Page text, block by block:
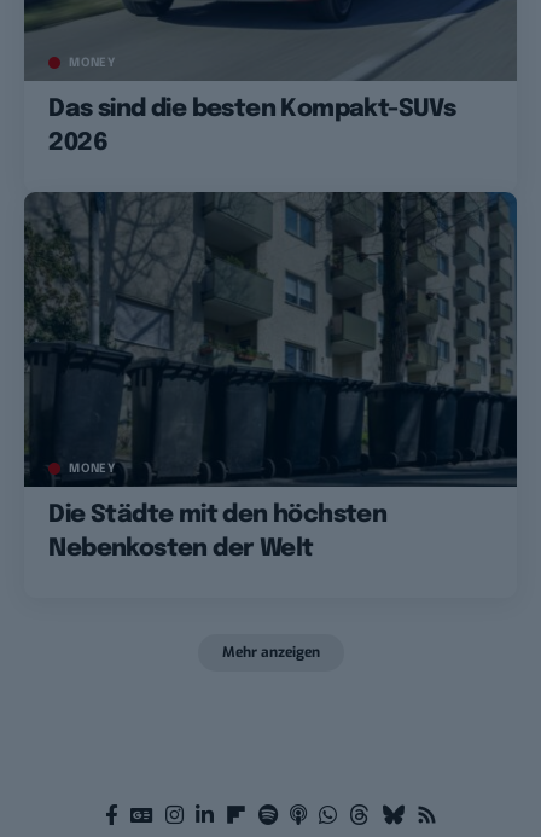
MONEY
Das sind die besten Kompakt-SUVs
2026
MONEY
Die Städte mit den höchsten
Nebenkosten der Welt
Mehr anzeigen